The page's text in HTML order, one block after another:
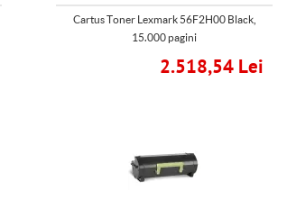
Cartus Toner Lexmark 56F2H00 Black,
15.000 pagini
2.518,54 Lei